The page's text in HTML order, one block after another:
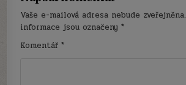
Vaše e-mailová adresa nebude zveřejněna.
informace jsou označeny*
Komentář*